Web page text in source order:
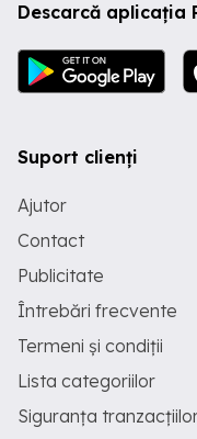
Descarcă aplicația
Suport clienți
Ajutor
Contact
Publicitate
Întrebări frecvente
Termeni și condiții
Lista categoriilor
Siguranța